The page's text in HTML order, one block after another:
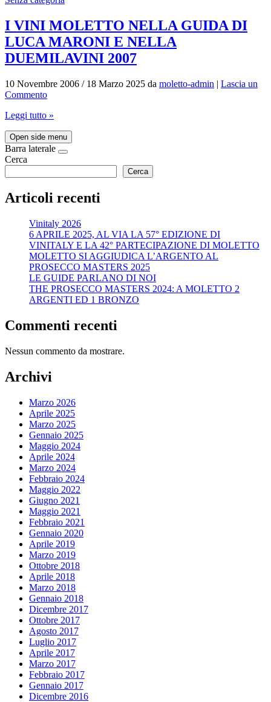
I VINI MOLETTO NELLA GUIDA DI
LUCA MARONI E NELLA
DUEMILAVINI 2007
10 Novembre 2006 / 18 Marzo 2025 da moletto-admin | Lascia un
Commento
Leggi tutto »
Open side menu
Barra laterale
Cerca
Cerca
Articoli recenti
Vinitaly 2026
6 APRILE 2025, AL VIA LA 57° EDIZIONE DI
VINITALY E LA 42° PARTECIPAZIONE DI MOLETTO
MOLETTO SI AGGIUDICA L’ARGENTO AL
PROSECCO MASTERS 2025
LE GUIDE PARLANO DI NOI
THE PROSECCO MASTERS 2024: A MOLETTO 2
ARGENTI ED 1 BRONZO
Commenti recenti
Nessun commento da mostrare.
Archivi
Marzo 2026
Aprile 2025
Marzo 2025
Gennaio 2025
Maggio 2024
Aprile 2024
Marzo 2024
Febbraio 2024
Maggio 2022
Giugno 2021
Maggio 2021
Febbraio 2021
Gennaio 2020
Aprile 2019
Marzo 2019
Ottobre 2018
Aprile 2018
Marzo 2018
Gennaio 2018
Dicembre 2017
Ottobre 2017
Agosto 2017
Luglio 2017
Aprile 2017
Marzo 2017
Febbraio 2017
Gennaio 2017
Dicembre 2016